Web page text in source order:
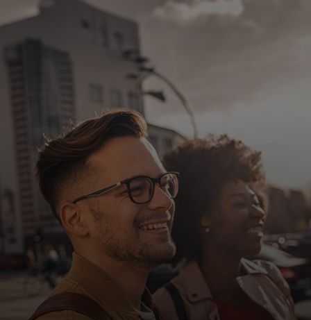
Para ti
Para empresas
Para el mundo
Para innovadores
Noticias y tendencias